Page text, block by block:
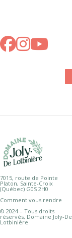
7015, route de Pointe
Platon, Sainte-Croix
(Québec) G0S 2H0
Comment vous rendre
© 2024 – Tous droits
réservés, Domaine Joly-De
Lotbinière